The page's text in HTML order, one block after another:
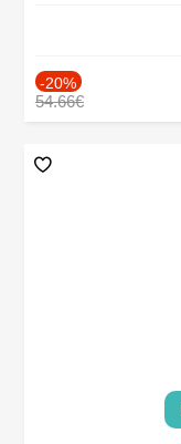
-20%
54.66€